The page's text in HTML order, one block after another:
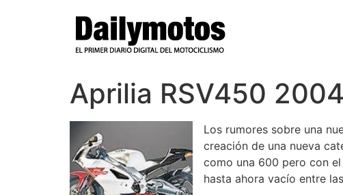
Aprilia RSV450 2004
Los rumores sobre una
creación de una nueva
como una 600 pero con
hasta ahora vacío entre